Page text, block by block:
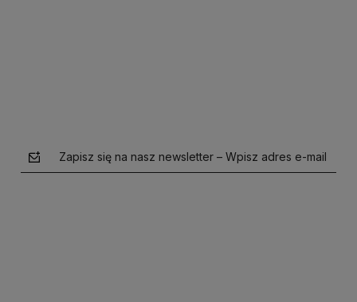
Zapisz się na nasz newsletter – Wpisz adres e-mail